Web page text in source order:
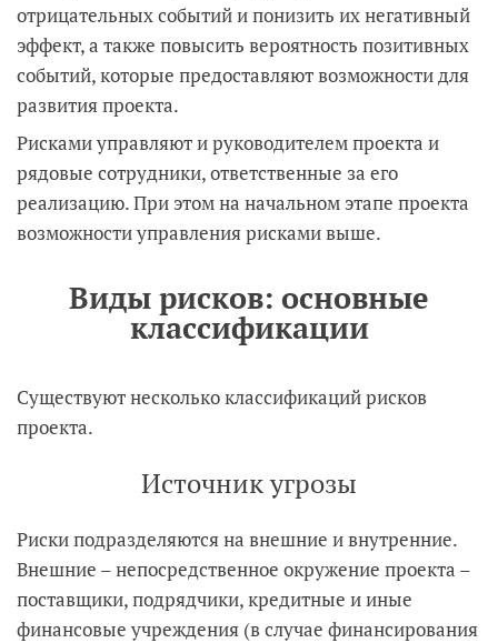
отрицательных событий и понизить их негативный
эффект, а также повысить вероятность позитивных
событий, которые предоставляют возможности для
развития проекта.
Рисками управляют и руководителем проекта и
рядовые сотрудники, ответственные за его
реализацию. При этом на начальном этапе проекта
возможности управления рисками выше.
Виды рисков: основные
классификации
Существуют несколько классификаций рисков
проекта.
Источник угрозы
Риски подразделяются на внешние и внутренние.
Внешние – непосредственное окружение проекта –
поставщики, подрядчики, кредитные и иные
финансовые учреждения (в случае финансирования